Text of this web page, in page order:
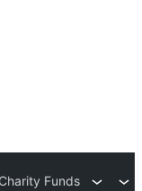
Charity Funds